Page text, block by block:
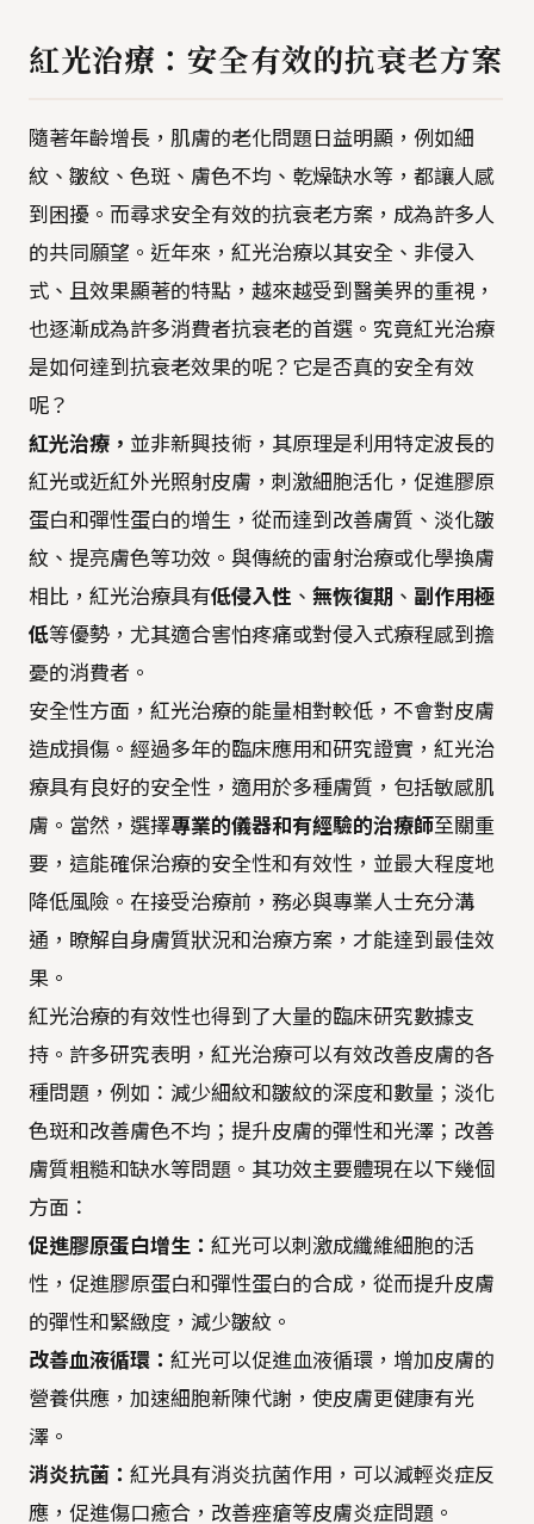
紅光治療：安全有效的抗衰老方案
隨著年齡增長，肌膚的老化問題日益明顯，例如細
紋、皺紋、色斑、膚色不均、乾燥缺水等，都讓人感
到困擾。而尋求安全有效的抗衰老方案，成為許多人
的共同願望。近年來，紅光治療以其安全、非侵入
式、且效果顯著的特點，越來越受到醫美界的重視，
也逐漸成為許多消費者抗衰老的首選。究竟紅光治療
是如何達到抗衰老效果的呢？它是否真的安全有效
呢？
紅光治療， 並非新興技術，其原理是利用特定波長的
紅光或近紅外光照射皮膚，刺激細胞活化，促進膠原
蛋白和彈性蛋白的增生，從而達到改善膚質、淡化皺
紋、提亮膚色等功效。與傳統的雷射治療或化學換膚
相比，紅光治療具有低侵入性 、 無恢復期 、 副作用極
低等優勢，尤其適合害怕疼痛或對侵入式療程感到擔
憂的消費者。
安全性方面，紅光治療的能量相對較低，不會對皮膚
造成損傷。經過多年的臨床應用和研究證實，紅光治
療具有良好的安全性，適用於多種膚質，包括敏感肌
膚。當然，選擇專業的儀器和有經驗的治療師至關重
要，這能確保治療的安全性和有效性，並最大程度地
降低風險。在接受治療前，務必與專業人士充分溝
通，瞭解自身膚質狀況和治療方案，才能達到最佳效
果。
紅光治療的有效性也得到了大量的臨床研究數據支
持。許多研究表明，紅光治療可以有效改善皮膚的各
種問題，例如：減少細紋和皺紋的深度和數量；淡化
色斑和改善膚色不均；提升皮膚的彈性和光澤；改善
膚質粗糙和缺水等問題。其功效主要體現在以下幾個
方面：
促進膠原蛋白增生： 紅光可以刺激成纖維細胞的活
性，促進膠原蛋白和彈性蛋白的合成，從而提升皮膚
的彈性和緊緻度，減少皺紋。
改善血液循環： 紅光可以促進血液循環，增加皮膚的
營養供應，加速細胞新陳代謝，使皮膚更健康有光
澤。
消炎抗菌： 紅光具有消炎抗菌作用，可以減輕炎症反
應，促進傷口癒合，改善痤瘡等皮膚炎症問題。